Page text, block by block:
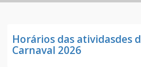
Horários das atividasdes
Carnaval 2026